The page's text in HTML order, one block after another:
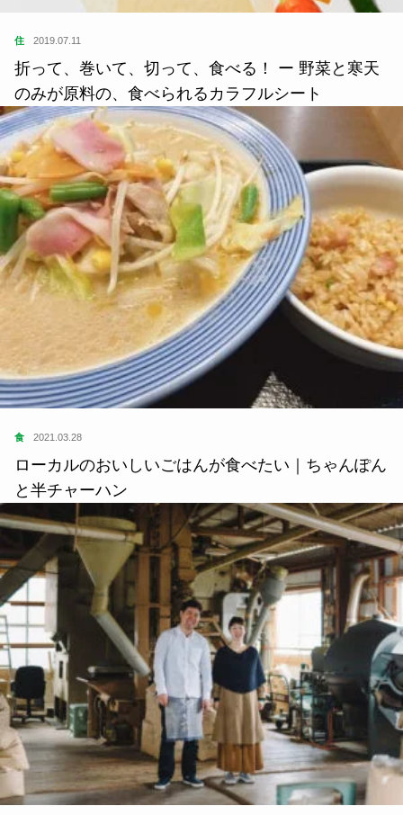
住 2019.07.11
折って、巻いて、切って、食べる！ ー 野菜と寒天
のみが原料の、食べられるカラフルシート
食 2021.03.28
ローカルのおいしいごはんが食べたい｜ちゃんぽん
と半チャーハン